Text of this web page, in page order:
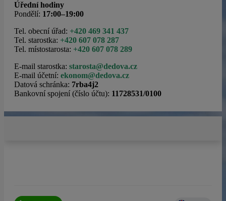
Úřední hodiny
Pondělí: 17:00–19:00
Tel. obecní úřad: +420 469 341 437
Tel. starostka: +420 607 078 287
Tel. místostarosta: +420 607 078 289
E-mail starostka: starosta@dedova.cz
E-mail účetní: ekonom@dedova.cz
Datová schránka: 7rba4j2
Bankovní spojení (číslo účtu): 11728531/0100